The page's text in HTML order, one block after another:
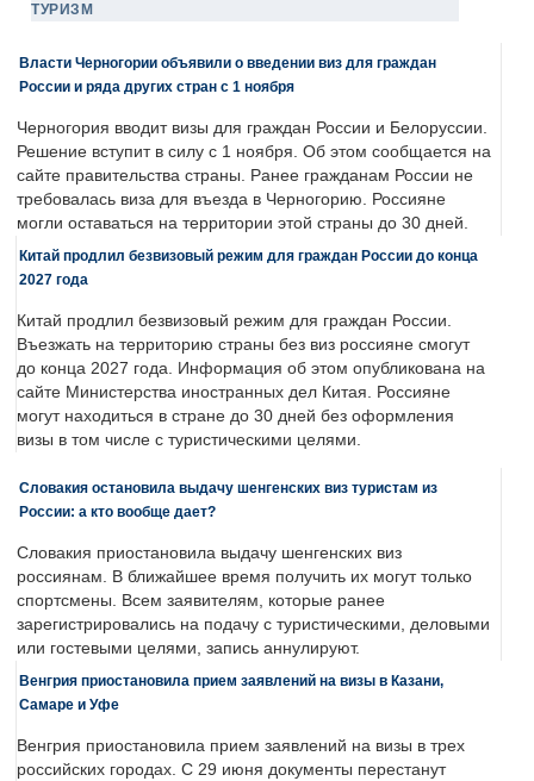
ТУРИЗМ
Власти Черногории объявили о введении виз для граждан
России и ряда других стран с 1 ноября
Черногория вводит визы для граждан России и Белоруссии.
Решение вступит в силу с 1 ноября. Об этом сообщается на
сайте правительства страны. Ранее гражданам России не
требовалась виза для въезда в Черногорию. Россияне
могли оставаться на территории этой страны до 30 дней.
Китай продлил безвизовый режим для граждан России до конца
2027 года
Китай продлил безвизовый режим для граждан России.
Въезжать на территорию страны без виз россияне смогут
до конца 2027 года. Информация об этом опубликована на
сайте Министерства иностранных дел Китая. Россияне
могут находиться в стране до 30 дней без оформления
визы в том числе с туристическими целями.
Словакия остановила выдачу шенгенских виз туристам из
России: а кто вообще дает?
Словакия приостановила выдачу шенгенских виз
россиянам. В ближайшее время получить их могут только
спортсмены. Всем заявителям, которые ранее
зарегистрировались на подачу с туристическими, деловыми
или гостевыми целями, запись аннулируют.
Венгрия приостановила прием заявлений на визы в Казани,
Самаре и Уфе
Венгрия приостановила прием заявлений на визы в трех
российских городах. С 29 июня документы перестанут